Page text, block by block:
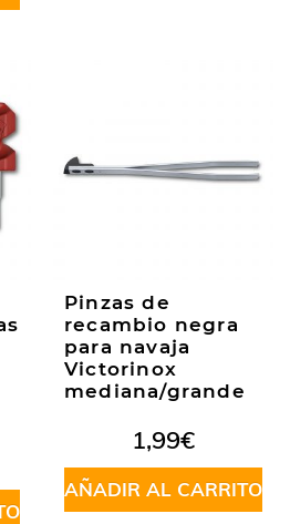
Pinzas de
recambio negra
para navaja
Victorinox
mediana/grande
1,99€
AÑADIR AL CARRITO